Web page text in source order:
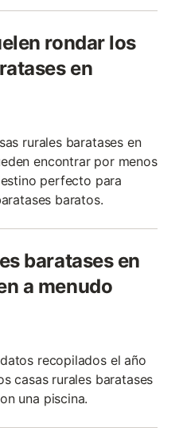
rondar los
en
rurales baratases en
encontrar por menos
perfecto para
baratos.
baratases en
a menudo
recopilados el año
casas rurales baratases
una piscina.